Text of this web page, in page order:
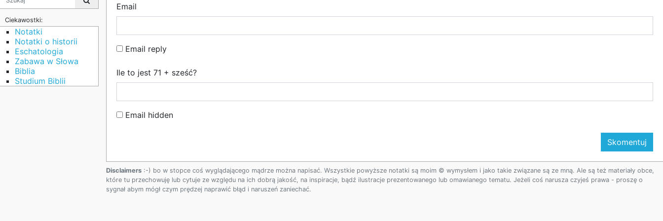
Ciekawostki:
Notatki
Notatki o historii
Eschatologia
Zabawa w Słowa
Biblia
Studium Biblii
Email
Email reply
Ile to jest 71 + sześć?
Email hidden
Disclaimers :-) bo w stopce coś wyglądającego mądrze można napisać. Wszystkie powyższe notatki są moim © wymysłem i jako takie związane są ze mną. Ale są też materiały obce,
które tu przechowuję lub cytuje ze względu na ich dobrą jakość, na inspiracje, bądź ilustracje prezentowanego lub omawianego tematu. Jeżeli coś narusza czyjeś prawa - proszę o
sygnał abym mógł czym prędzej naprawić błąd i naruszeń zaniechać.